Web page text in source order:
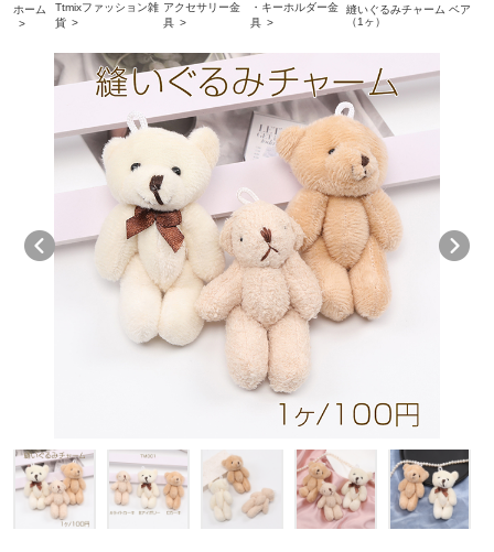
ホーム
Ttmixファッション雑
貨
アクセサリー金
具
・キーホルダー金
具
縫いぐるみチャーム ベア
（1ヶ）